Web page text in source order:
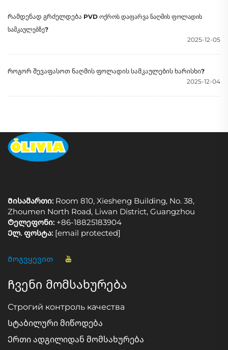
სამკაულები
Რამდენად გრძელდება PVD ოქროს დაფარვა ნაღმის ფოლადის
სამკაულებზე?
2025-12-05
Როგორ შევაფასოთ ნაღმის ფოლადის სამკაულების ხარისხი?
2025-12-04
Მისამართი: Room 810, Xiesheng Building, No. 38,
Zhoumen North Road, Liwan District, Guangzhou
Ტელეფონი: +86-18825183904
Ელ. ფოსტა: [email protected]
Მოგვყევით
Ჩვენი მომსახურება
Строгий контроль качества
Სტაბილური მიწოდება
Ერთი ადგილიდან მომსახურება